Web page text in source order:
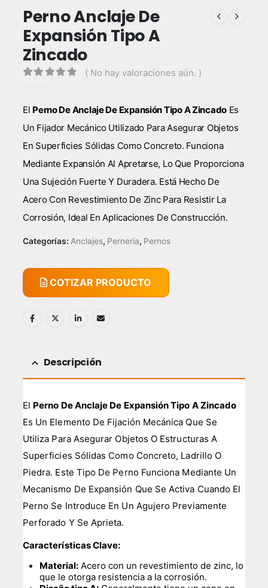
Perno Anclaje De
Expansión Tipo A
Zincado
( No hay valoraciones aún. )
El Perno De Anclaje De Expansión Tipo A Zincado Es
Un Fijador Mecánico Utilizado Para Asegurar Objetos
En Superficies Sólidas Como Concreto. Funciona
Mediante Expansión Al Apretarse, Lo Que Proporciona
Una Sujeción Fuerte Y Duradera. Está Hecho De
Acero Con Revestimiento De Zinc Para Resistir La
Corrosión, Ideal En Aplicaciones De Construcción.
Categorías: Anclajes, Pernería, Pernos
COTIZAR PRODUCTO
Descripción
El Perno De Anclaje De Expansión Tipo A Zincado
Es Un Elemento De Fijación Mecánica Que Se
Utiliza Para Asegurar Objetos O Estructuras A
Superficies Sólidas Como Concreto, Ladrillo O
Piedra. Este Tipo De Perno Funciona Mediante Un
Mecanismo De Expansión Que Se Activa Cuando El
Perno Se Introduce En Un Agujero Previamente
Perforado Y Se Aprieta.
Características Clave:
Material: Acero con un revestimiento de zinc, lo
que le otorga resistencia a la corrosión.